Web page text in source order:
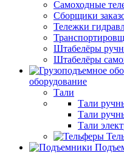
Самоходные
Сборщики
Тележки
Штабелёры
Штабелёры
оборудование
Тали
Тали
Тали
Тали